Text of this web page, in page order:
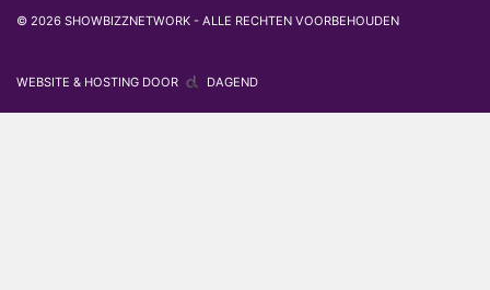
© 2026 SHOWBIZZNETWORK - ALLE RECHTEN VOORBEHOUDEN
WEBSITE & HOSTING DOOR DAGEND